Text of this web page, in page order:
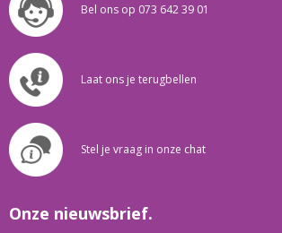
Bel ons op 073 642 39 01
Laat ons je terugbellen
Stel je vraag in onze chat
Onze nieuwsbrief.